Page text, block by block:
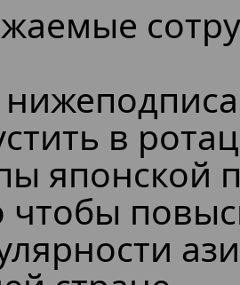
в
японской
чтобы